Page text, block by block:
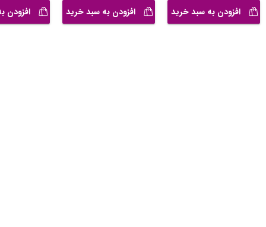
افزودن به سبد خرید
افزودن به سبد خرید
افزودن